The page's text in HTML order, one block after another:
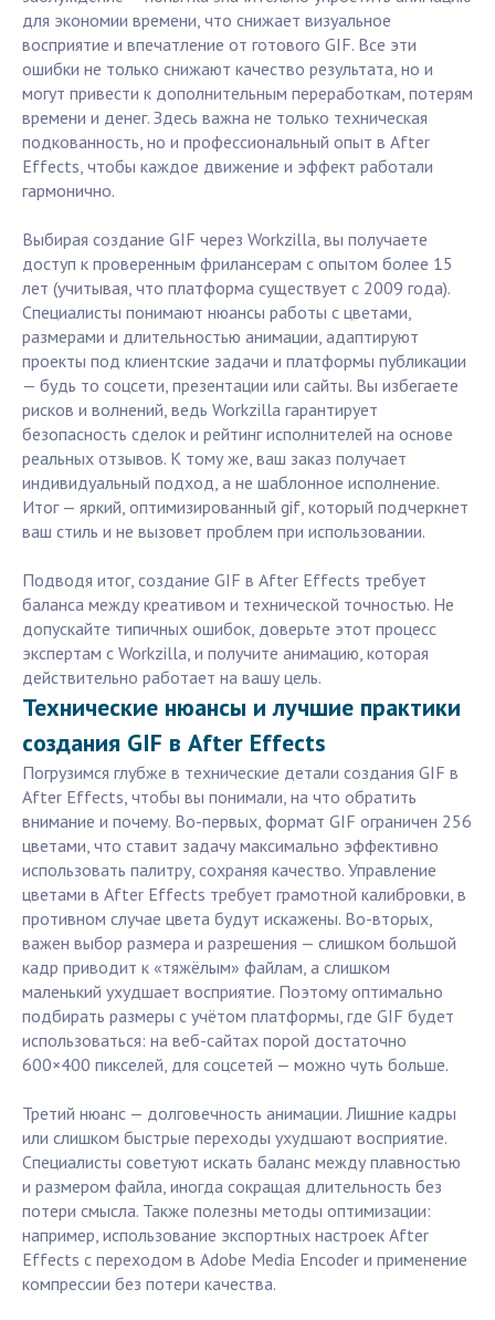
для экономии времени, что снижает визуальное
восприятие и впечатление от готового GIF. Все эти
ошибки не только снижают качество результата, но и
могут привести к дополнительным переработкам, потерям
времени и денег. Здесь важна не только техническая
подкованность, но и профессиональный опыт в After
Effects, чтобы каждое движение и эффект работали
гармонично.
Выбирая создание GIF через Workzilla, вы получаете
доступ к проверенным фрилансерам с опытом более 15
лет (учитывая, что платформа существует с 2009 года).
Специалисты понимают нюансы работы с цветами,
размерами и длительностью анимации, адаптируют
проекты под клиентские задачи и платформы публикации
— будь то соцсети, презентации или сайты. Вы избегаете
рисков и волнений, ведь Workzilla гарантирует
безопасность сделок и рейтинг исполнителей на основе
реальных отзывов. К тому же, ваш заказ получает
индивидуальный подход, а не шаблонное исполнение.
Итог — яркий, оптимизированный gif, который подчеркнет
ваш стиль и не вызовет проблем при использовании.
Подводя итог, создание GIF в After Effects требует
баланса между креативом и технической точностью. Не
допускайте типичных ошибок, доверьте этот процесс
экспертам с Workzilla, и получите анимацию, которая
действительно работает на вашу цель.
Технические нюансы и лучшие практики
создания GIF в After Effects
Погрузимся глубже в технические детали создания GIF в
After Effects, чтобы вы понимали, на что обратить
внимание и почему. Во-первых, формат GIF ограничен 256
цветами, что ставит задачу максимально эффективно
использовать палитру, сохраняя качество. Управление
цветами в After Effects требует грамотной калибровки, в
противном случае цвета будут искажены. Во-вторых,
важен выбор размера и разрешения — слишком большой
кадр приводит к «тяжёлым» файлам, а слишком
маленький ухудшает восприятие. Поэтому оптимально
подбирать размеры с учётом платформы, где GIF будет
использоваться: на веб-сайтах порой достаточно
600×400 пикселей, для соцсетей — можно чуть больше.
Третий нюанс — долговечность анимации. Лишние кадры
или слишком быстрые переходы ухудшают восприятие.
Специалисты советуют искать баланс между плавностью
и размером файла, иногда сокращая длительность без
потери смысла. Также полезны методы оптимизации:
например, использование экспортных настроек After
Effects с переходом в Adobe Media Encoder и применение
компрессии без потери качества.